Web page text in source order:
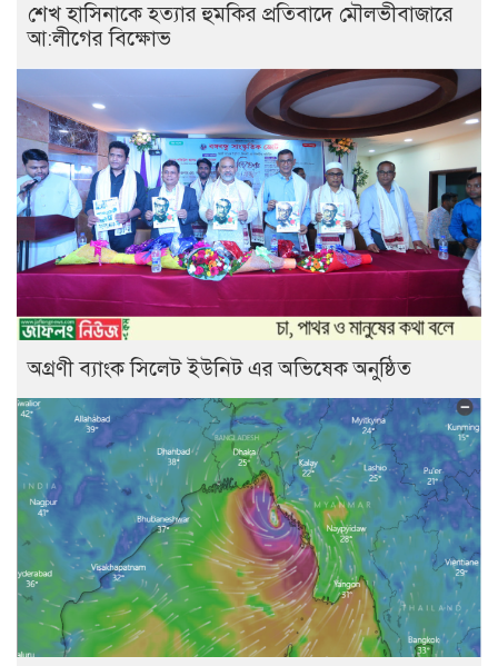
শেখ হাসিনাকে হত্যার হুমকির প্রতিবাদে মৌলভীবাজারে
আ:লীগের বিক্ষোভ
অগ্রণী ব্যাংক সিলেট ইউনিট এর অভিষেক অনুষ্ঠিত